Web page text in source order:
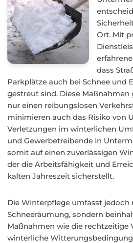
Ort. Mit
dass
Parkplätze auch bei Schnee und
gestreut sind. Diese
nur einen reibungslosen
minimieren auch das Risiko von
Verletzungen im winterlichen
und Gewerbetreibende in
somit auf einen zuverlässigen
der die Arbeitsfähigkeit und
kalten Jahreszeit sicherstellt.
Die Winterpflege umfasst jedoch
Schneeräumung, sondern
Maßnahmen wie die rechtzeitige
winterliche